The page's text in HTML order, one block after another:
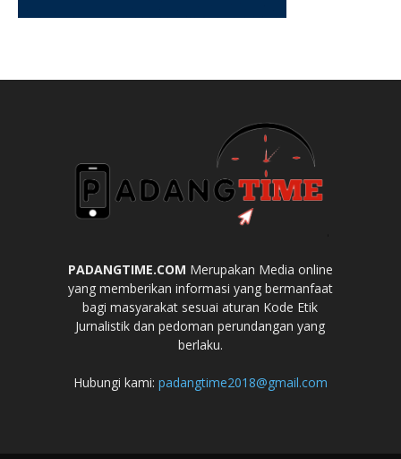
PADANGTIME.COM Merupakan Media online
yang memberikan informasi yang bermanfaat
bagi masyarakat sesuai aturan Kode Etik
Jurnalistik dan pedoman perundangan yang
berlaku.
Hubungi kami: padangtime2018@gmail.com